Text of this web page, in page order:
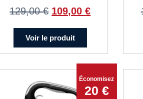
129,00€ 109,00€
Voir le produit
Économisez
20 €